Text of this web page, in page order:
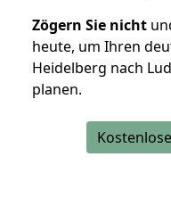
Zögern Sie nicht
heute, um Ihren
Heidelberg nach
planen.